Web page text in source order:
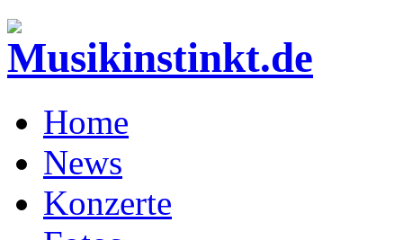
Home
News
Konzerte